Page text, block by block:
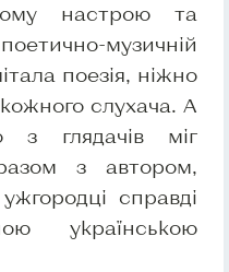
настрою та
музичній
поезія, ніжно
слухача. А
глядачів міг
з автором,
справді
українською